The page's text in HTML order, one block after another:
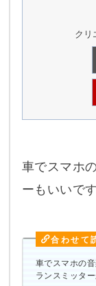
クリ
車でスマホ
ーもいいで
車でスマホの
ランスミッタ